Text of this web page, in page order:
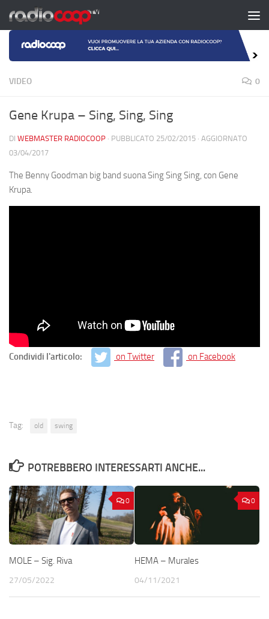
Salta al contenuto
VIDEO 0
Gene Krupa – Sing, Sing, Sing
DI WEBMASTER RADIOCOOP · PUBBLICATO 25/02/2015 · AGGIORNATO
03/04/2017
The Benny Goodman big band suona Sing Sing Sing, con Gene
Krupa.
Condividi l'articolo: on Twitter on Facebook
Tag: old swing
POTREBBERO INTERESSARTI ANCHE...
0
MOLE – Sig. Riva
27/05/2022
0
HEMA – Murales
04/11/2021